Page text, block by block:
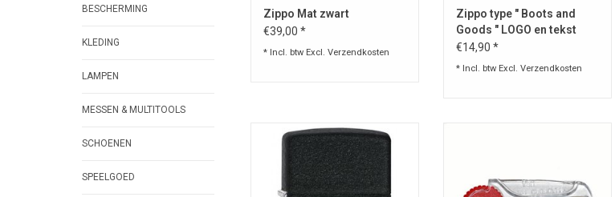
BESCHERMING
KLEDING
LAMPEN
MESSEN & MULTITOOLS
SCHOENEN
SPEELGOED
Zippo Mat zwart
€39,00 *
* Incl. btw Excl. Verzendkosten
Zippo type " Boots and
Goods " LOGO en tekst
€14,90 *
* Incl. btw Excl. Verzendkosten
Originele stormaansteker van
Zippo. Levenslange garantie zie
details.
Let op : OP =OP !